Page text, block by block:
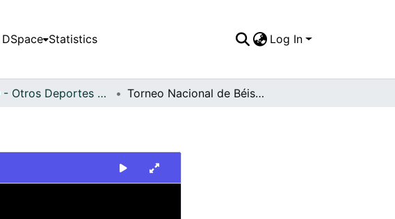
Statistics Log In
FFDO - Otros Deportes - Patrimonial Torneo Nacional de Béisbol